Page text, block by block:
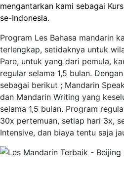
mengantarkan kami sebagai
se-Indonesia.
Program Les Bahasa mandarin
terlengkap, setidaknya untuk
Pare, untuk yang dari pemula,
regular selama 1,5 bulan.
sebagai berikut ; Mandarin
dan Mandarin Writing yang
selama 1,5 bulan. Program
30x pertemuan, setiap hari 3x,
Intensive, dan biaya tentu saja